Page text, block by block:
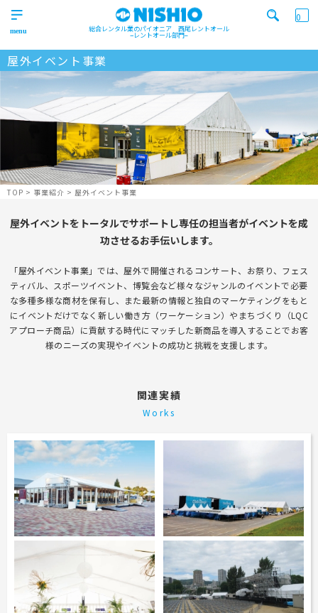
総合レンタル業のパイオニア 西尾レントオール
レントオール部門
トップ
Top
イベント
レンタル用品
Product
イベント
施工実績
Works
事業紹介
屋外イベント事業
Outdoor event business
Indoor event business
トレーラーハウス事業
Trailer house business
工事用テント・テント倉庫事業
Construction tent / tent warehouse business
Sports facility materials business
地面養生事業
Ground curing business
映像・中継機機レンタル事業
Video / relay equipment rental business
地域密着イベント
Community-based event business
キッズ・アミューズメント事業
フランチャイズ事業
Franchise business
営業所一覧
News
ニュース
ブログ
Blog
レンタルシステムのご案内
Guidance
レンタルシステムのご案内
Guidance
プロセス
Process
イベント会場の設営／施工について
Event Set Up
会社案内
Company
お問合せ
Contact
0
営業所一覧はコチラから
検索カテゴリ
実績
商品 ニュース/ブログ
キーワード検索
検索する
屋外イベント事業
TOP > 事業紹介 > 屋外イベント事業
屋外イベントをトータルでサポートし専任の担当者がイベントを成
功させるお手伝いします。
「屋外イベント事業」では、屋外で開催されるコンサート、お祭り、フェス
ティバル、 スポーツイベント、博覧会など様々なジャンルのイベントで必要
な多種多様な商材を保有し、また最新の情報と独自のマーケティングをもと
にイベントだけでなく新しい働き方（ワーケーション）やまちづくり（LQC
アプローチ商品）に貢献する時代にマッチした新商品を導入することでお客
様のニーズの実現やイベントの成功と挑戦を支援します。
関連実績
Works